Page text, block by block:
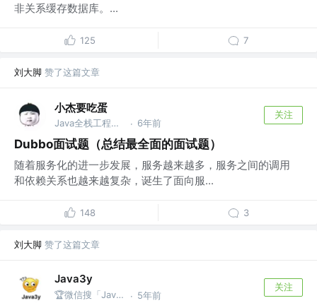
非关系缓存数据库。...
125 7
刘大脚 赞了这篇文章
小杰要吃蛋
Java全栈工程师 @神州电商 · 6年前
关注
Dubbo面试题（总结最全面的面试题）
随着服务化的进一步发展，服务越来越多，服务之间的调用
和依赖关系也越来越复杂，诞生了面向服...
148 3
刘大脚 赞了这篇文章
Java3y
🏆微信搜「Java3y」获取原创电子书 · 5年前
关注